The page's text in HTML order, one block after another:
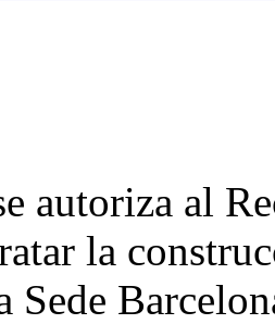
autoriza al
la
Sede